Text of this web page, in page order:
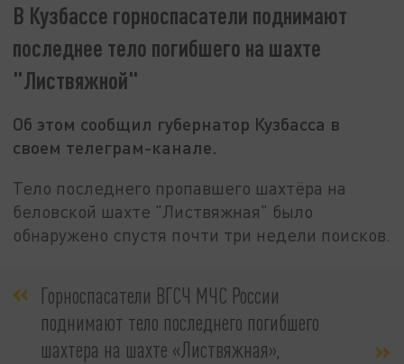
В Кузбассе горноспасатели поднимают
последнее тело погибшего на шахте
"Листвяжной"
Об этом сообщил губернатор Кузбасса в
своем телеграм-канале.
Тело последнего пропавшего шахтёра на
беловской шахте "Листвяжная" было
обнаружено спустя почти три недели поисков.
Горноспасатели ВГСЧ МЧС России
поднимают тело последнего погибшего
шахтера на шахте «Листвяжная»,